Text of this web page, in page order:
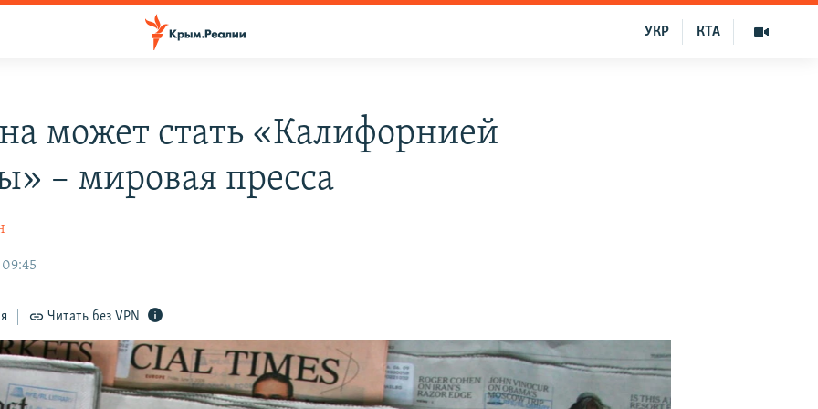
КТА
УКР
может стать «Калифорнией
– мировая пресса
09:45
Читать без VPN